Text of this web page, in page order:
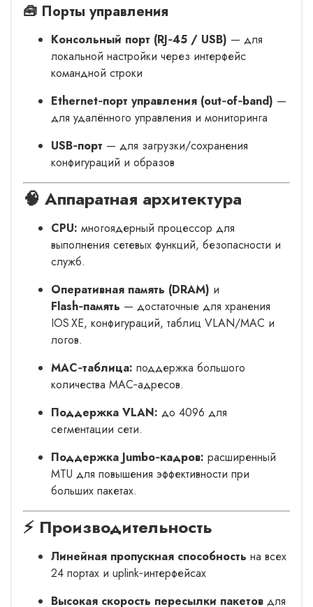
🧰 Порты управления
Консольный порт (RJ‑45 / USB) — для
локальной настройки через интерфейс
командной строки
Ethernet‑порт управления (out‑of‑band) —
для удалённого управления и мониторинга
USB‑порт — для загрузки/сохранения
конфигураций и образов
🧠 Аппаратная архитектура
CPU: многоядерный процессор для
выполнения сетевых функций, безопасности и
служб.
Оперативная память (DRAM) и
Flash‑память — достаточные для хранения
IOS XE, конфигураций, таблиц VLAN/MAC и
логов.
MAC‑таблица: поддержка большого
количества MAC‑адресов.
Поддержка VLAN: до 4096 для
сегментации сети.
Поддержка Jumbo‑кадров: расширенный
MTU для повышения эффективности при
больших пакетах.
⚡ Производительность
Линейная пропускная способность на всех
24 портах и uplink‑интерфейсах
Высокая скорость пересылки пакетов для